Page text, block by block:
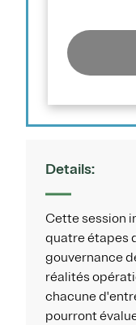
Details:
Cette session
quatre étapes
gouvernance
réalités
chacune
pourront